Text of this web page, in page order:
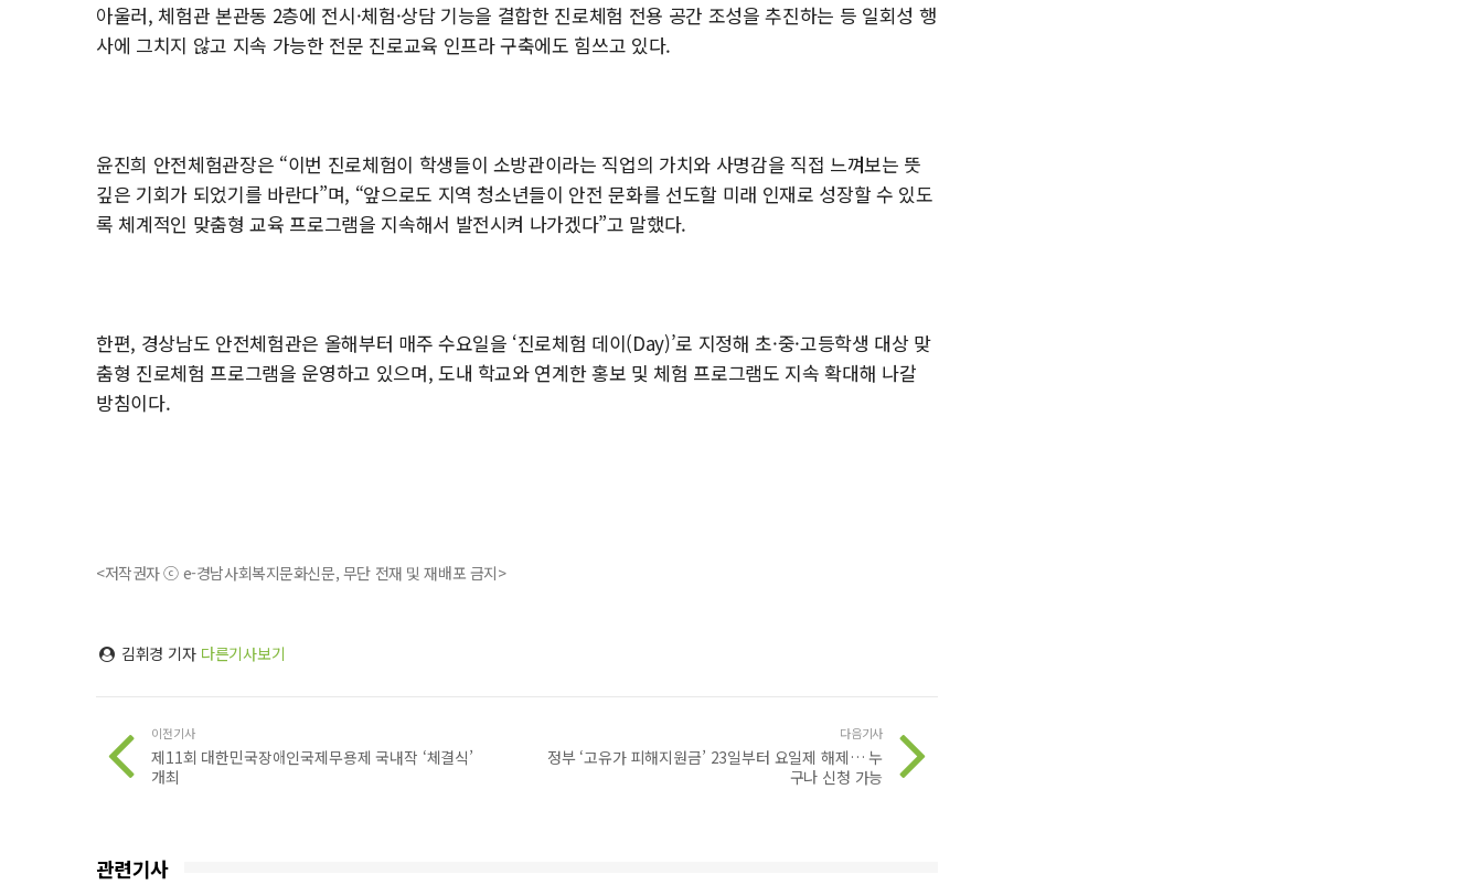
아울러, 체험관 본관동 2층에 전시·체험·상담 기능을 결합한 진로체험 전용 공간 조성을 추진하는 등 일회성 행
사에 그치지 않고 지속 가능한 전문 진로교육 인프라 구축에도 힘쓰고 있다.
윤진희 안전체험관장은 “이번 진로체험이 학생들이 소방관이라는 직업의 가치와 사명감을 직접 느껴보는 뜻
깊은 기회가 되었기를 바란다”며, “앞으로도 지역 청소년들이 안전 문화를 선도할 미래 인재로 성장할 수 있도
록 체계적인 맞춤형 교육 프로그램을 지속해서 발전시켜 나가겠다”고 말했다.
한편, 경상남도 안전체험관은 올해부터 매주 수요일을 ‘진로체험 데이(Day)’로 지정해 초·중·고등학생 대상 맞
춤형 진로체험 프로그램을 운영하고 있으며, 도내 학교와 연계한 홍보 및 체험 프로그램도 지속 확대해 나갈
방침이다.
<저작권자 ⓒ e-경남사회복지문화신문, 무단 전재 및 재배포 금지>
김휘경 기자 다른기사보기
이전기사
제11회 대한민국장애인국제무용제 국내작 ‘체결식’
개최
다음기사
정부 ‘고유가 피해지원금’ 23일부터 요일제 해제… 누
구나 신청 가능
관련기사